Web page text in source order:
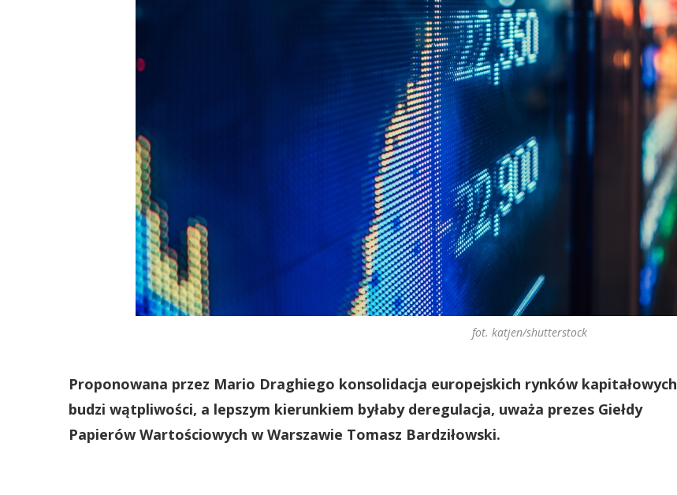
fot. katjen/shutterstock
Proponowana przez Mario Draghiego konsolidacja europejskich rynków kapitałowych
budzi wątpliwości, a lepszym kierunkiem byłaby deregulacja, uważa prezes Giełdy
Papierów Wartościowych w Warszawie Tomasz Bardziłowski.